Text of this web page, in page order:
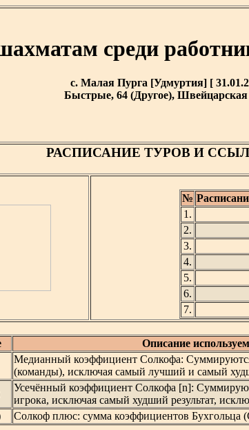
среди
с. Малая Пурга [Удмуртия] [
Быстрые, 64 (Другое), Швейцарская
РАСПИСАНИЕ ТУРОВ И
№
1.
2.
3.
4.
5.
6.
7.
Описание
Медианный коэффициент Солкофа:
(команды), исключая самый лучший и самый
Усечённый коэффициент Солкофа [n]:
игрока, исключая самый худший результат,
Солкоф плюс: сумма коэффициентов Бухгольца